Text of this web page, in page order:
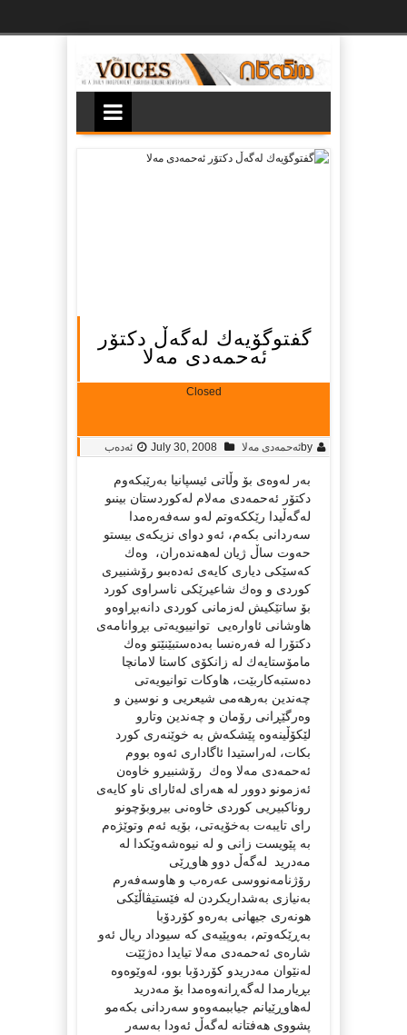
گفتوگۆیەك لەگەڵ دكتۆر
ئەحمەدى مەلا
Closed
byئه‌حمه‌دی مه‌لا July 30, 2008 ئەدەب
بەر لەوەى بۆ وڵاتى ئیسپانیا بەرێبكەوم
دكتۆر ئەحمەدى مەلام لەكوردستان بینىو
لەگەڵیدا رێككەوتم لەو سەفەرەمدا
سەردانى بكەم، ئەو دواى نزیكەى بیستو
حەوت ساڵ ژیان لەهەندەران، وەك
كەسێكى دیارى كایەى ئەدەبىو رۆشنبیرى
كوردى و وەك شاعیرێكى ناسراوى كورد
بۆ ساتێكیش لەزمانى كوردى دانەبڕاوەو
هاوشانى ئاوارەیى توانییویەتى بڕوانامەى
دكتۆرا لە فەرەنسا بەدەستبێنێتو وەك
مامۆستایەك لە زانكۆى كاستا لامانچا
دەستبەكاربێت، هاوكات توانیویەتى
چەندین بەرهەمى شیعریى و نوسین و
وەرگێڕانى رۆمان و چەندین وتارو
لێكۆڵینەوە پێشكەش بە خوێنەرى كورد
بكات، لەراستیدا ئاگادارى ئەوە بووم
ئەحمەدى مەلا وەك رۆشنبیرو خاوەن
ئەزمونو دوور لە هەراى لەئاراى ناو كایەى
روناكبیریى كوردى خاوەنى بیروبۆچونو
راى تایبەت بەخۆیەتى، بۆیە ئەم وتوێژەم
بە پێویست زانى و لە نیوەشەوێكدا لە
مەدرید لەگەڵ دوو هاوڕێى
رۆژنامەنووسى عەرەب و هاوسەفەرم
بەنیازى بەشداریكردن لە فێستیڤاڵێكى
هونەرى جیهانى بەرەو كۆردۆبا
بەڕێكەوتم، بەوپێیەى كە سیوداد ریال ئەو
شارەى ئەحمەدى مەلا تیایدا دەژێێت
لەنێوان مەدریدو كۆردۆبا بوو، لەوێوەوە
بڕیارمدا لەگەڕانەوەمدا بۆ مەدرید
لەهاوڕێیانم جیاببمەوەو سەردانى بكەمو
پشووى هەفتانە لەگەڵ ئەودا بەسەر